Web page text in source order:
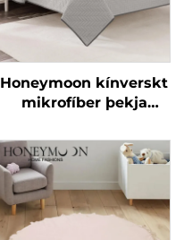
Honeymoon kínverskt
mikrofíber þekja
svefnpokar og hylki